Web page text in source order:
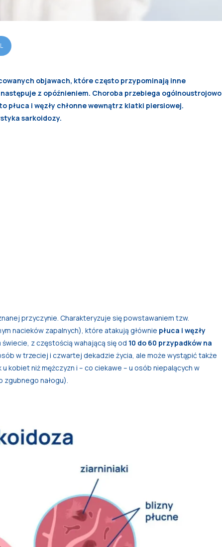
objawach, które często przypominają inne
z opóźnieniem. Choroba przebiega ogólnoustrojowo
płuca i węzły chłonne wewnątrz klatki piersiowej.
sarkoidozy.
przyczynie. Charakteryzuje się powstawaniem tzw.
nacieków zapalnych), które atakują głównie płuca i węzły
z częstością wahającą się od 10 do 60 przypadków na
w trzeciej i czwartej dekadzie życia, ale może wystąpić także
kobiet niż mężczyzn i – co ciekawe – u osób niepalących w
nałogu).